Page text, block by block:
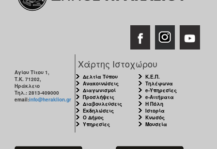
Αγίου Τίτου 1,
Τ.Κ. 71202,
Ηράκλειο
Τηλ.: 2813-409000
email:info@heraklion.gr
Χάρτης Ιστοχώρου
Δελτία Τύπου
Ανακοινώσεις
Διαγωνισμοί
Προσλήψεις
Διαβουλεύσεις
Εκδηλώσεις
Ο Δήμος
Υπηρεσίες
Κ.Ε.Π.
Τηλέφωνα
e-Υπηρεσίες
e-Αιτήματα
Η Πόλη
Ιστορία
Κνωσός
Μουσεία